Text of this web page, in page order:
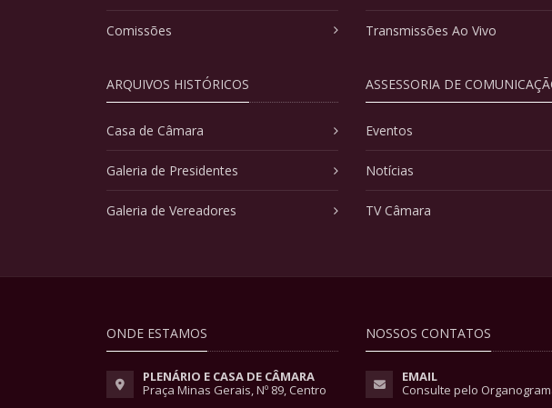
Comissões
ARQUIVOS HISTÓRICOS
Casa de Câmara
Galeria de Presidentes
Galeria de Vereadores
Transmissões Ao Vivo
ASSESSORIA DE
Eventos
Notícias
TV Câmara
ONDE ESTAMOS
PLENÁRIO E CASA DE CÂMARA
Praça Minas Gerais, Nº 89, Centro
NOSSOS CONTATOS
EMAIL
Consulte pelo